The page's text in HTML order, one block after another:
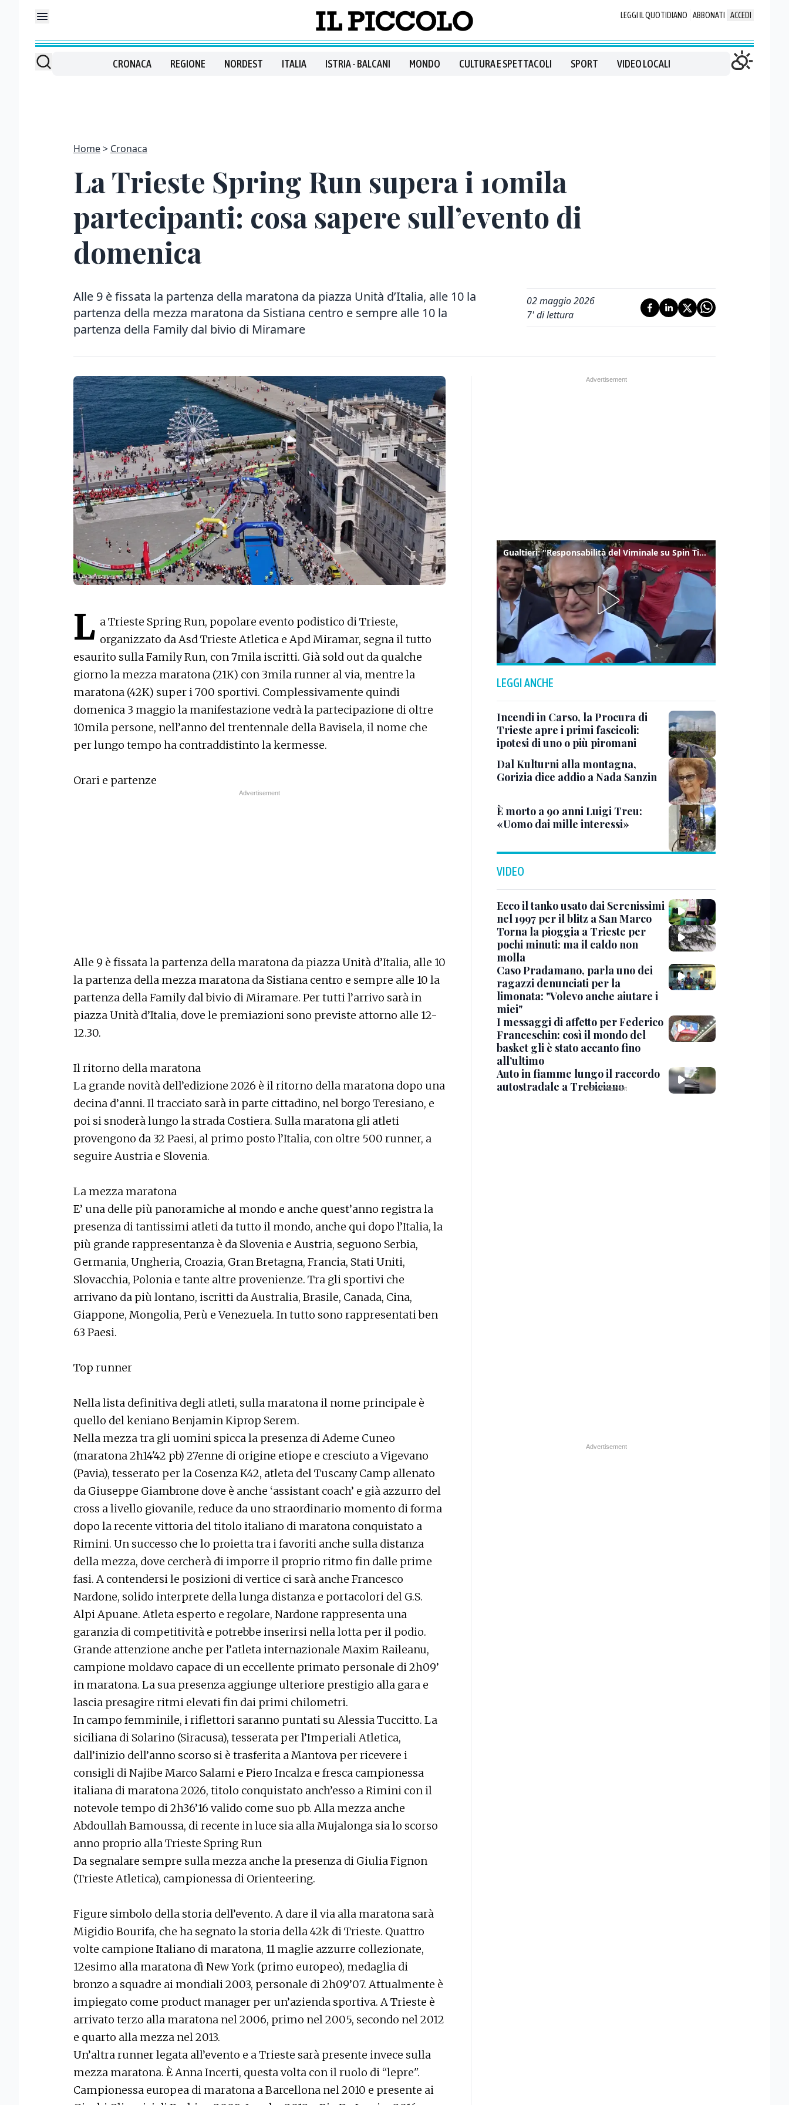
LEGGI IL QUOTIDIANO ABBONATI ACCEDI
CRONACA REGIONE NORDEST ITALIA ISTRIA - BALCANI MONDO CULTURA E SPETTACOLI SPORT VIDEO LOCALI
Home Cronaca
La Trieste Spring Run supera i 10mila
partecipanti: cosa sapere sull’evento di
domenica
Alle 9 è fissata la partenza della maratona da piazza Unità d’Italia, alle 10 la
partenza della mezza maratona da Sistiana centro e sempre alle 10 la
partenza della Family dal bivio di Miramare
02 maggio 2026
7' di lettura
L a Trieste Spring Run, popolare evento podistico di Trieste,
organizzato da Asd Trieste Atletica e Apd Miramar, segna il tutto
esaurito sulla Family Run, con 7mila iscritti. Già sold out da qualche
giorno la mezza maratona (21K) con 3mila runner al via, mentre la
maratona (42K) super i 700 sportivi. Complessivamente quindi
domenica 3 maggio la manifestazione vedrà la partecipazione di oltre
10mila persone, nell’anno del trentennale della Bavisela, il nome che
per lungo tempo ha contraddistinto la kermesse.
Orari e partenze
Alle 9 è fissata la partenza della maratona da piazza Unità d’Italia, alle 10
la partenza della mezza maratona da Sistiana centro e sempre alle 10 la
partenza della Family dal bivio di Miramare. Per tutti l’arrivo sarà in
piazza Unità d’Italia, dove le premiazioni sono previste attorno alle 12-
12.30.
Il ritorno della maratona
La grande novità dell’edizione 2026 è il ritorno della maratona dopo una
decina d’anni. Il tracciato sarà in parte cittadino, nel borgo Teresiano, e
poi si snoderà lungo la strada Costiera. Sulla maratona gli atleti
provengono da 32 Paesi, al primo posto l’Italia, con oltre 500 runner, a
seguire Austria e Slovenia.
La mezza maratona
E’ una delle più panoramiche al mondo e anche quest’anno registra la
presenza di tantissimi atleti da tutto il mondo, anche qui dopo l’Italia, la
più grande rappresentanza è da Slovenia e Austria, seguono Serbia,
Germania, Ungheria, Croazia, Gran Bretagna, Francia, Stati Uniti,
Slovacchia, Polonia e tante altre provenienze. Tra gli sportivi che
arrivano da più lontano, iscritti da Australia, Brasile, Canada, Cina,
Giappone, Mongolia, Perù e Venezuela. In tutto sono rappresentati ben
63 Paesi.
Top runner
Nella lista definitiva degli atleti, sulla maratona il nome principale è
quello del keniano Benjamin Kiprop Serem.
Nella mezza tra gli uomini spicca la presenza di Ademe Cuneo
(maratona 2h14'42 pb) 27enne di origine etiope e cresciuto a Vigevano
(Pavia), tesserato per la Cosenza K42, atleta del Tuscany Camp allenato
da Giuseppe Giambrone dove è anche ‘assistant coach’ e già azzurro del
cross a livello giovanile, reduce da uno straordinario momento di forma
dopo la recente vittoria del titolo italiano di maratona conquistato a
Rimini. Un successo che lo proietta tra i favoriti anche sulla distanza
della mezza, dove cercherà di imporre il proprio ritmo fin dalle prime
fasi. A contendersi le posizioni di vertice ci sarà anche Francesco
Nardone, solido interprete della lunga distanza e portacolori del G.S.
Alpi Apuane. Atleta esperto e regolare, Nardone rappresenta una
garanzia di competitività e potrebbe inserirsi nella lotta per il podio.
Grande attenzione anche per l’atleta internazionale Maxim Raileanu,
campione moldavo capace di un eccellente primato personale di 2h09’
in maratona. La sua presenza aggiunge ulteriore prestigio alla gara e
lascia presagire ritmi elevati fin dai primi chilometri.
In campo femminile, i riflettori saranno puntati su Alessia Tuccitto. La
siciliana di Solarino (Siracusa), tesserata per l’Imperiali Atletica,
dall’inizio dell’anno scorso si è trasferita a Mantova per ricevere i
consigli di Najibe Marco Salami e Piero Incalza e fresca campionessa
italiana di maratona 2026, titolo conquistato anch’esso a Rimini con il
notevole tempo di 2h36’16 valido come suo pb. Alla mezza anche
Abdoullah Bamoussa, di recente in luce sia alla Mujalonga sia lo scorso
anno proprio alla Trieste Spring Run
Da segnalare sempre sulla mezza anche la presenza di Giulia Fignon
(Trieste Atletica), campionessa di Orienteering.
Figure simbolo della storia dell’evento. A dare il via alla maratona sarà
Migidio Bourifa, che ha segnato la storia della 42k di Trieste. Quattro
volte campione Italiano di maratona, 11 maglie azzurre collezionate,
12esimo alla maratona dì New York (primo europeo), medaglia di
bronzo a squadre ai mondiali 2003, personale di 2h09’07. Attualmente è
impiegato come product manager per un’azienda sportiva. A Trieste è
arrivato terzo alla maratona nel 2006, primo nel 2005, secondo nel 2012
e quarto alla mezza nel 2013.
Un’altra runner legata all’evento e a Trieste sarà presente invece sulla
mezza maratona. È Anna Incerti, questa volta con il ruolo di “lepre".
Campionessa europea di maratona a Barcellona nel 2010 e presente ai
Gualtieri: "Responsabilità del Viminale su Spin Time? La posizione dei partiti è nota"
LEGGI ANCHE
Incendi in Carso, la Procura di
Trieste apre i primi fascicoli:
ipotesi di uno o più piromani
Dal Kulturni alla montagna,
Gorizia dice addio a Nada Sanzin
È morto a 90 anni Luigi Treu:
«Uomo dai mille interessi»
VIDEO
Ecco il tanko usato dai Serenissimi
nel 1997 per il blitz a San Marco
Torna la pioggia a Trieste per
pochi minuti: ma il caldo non
molla
Caso Pradamano, parla uno dei
ragazzi denunciati per la
limonata: "Volevo anche aiutare i
miei"
I messaggi di affetto per Federico
Franceschin: così il mondo del
basket gli è stato accanto fino
all’ultimo
Auto in fiamme lungo il raccordo
autostradale a Trebiciano